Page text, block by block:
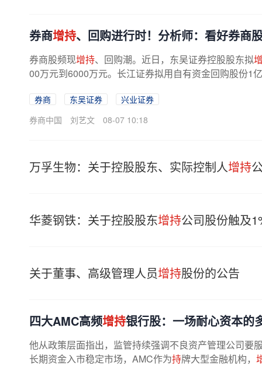
券商增持、回购进行时！分析师：看好券商
券商股频现增持、回购潮。近日，东吴证券控股股东拟
00万元到6000万元。长江证券拟用自有资金回购股份1
券商 东吴证券
兴业证券
券商中国
刘艺文 08-07 10:18
万孚生物：关于控股股东、实际控制人增持
华菱钢铁：关于控股股东增持公司股份触及
关于董事、高级管理人员增持股份的公告
四大AMC高频增持银行股：一场耐心资本的
他从政策层面指出，监管持续强调不良资产管理公司要
长期资金入市稳定市场，AMC作为持牌大型金融机构，